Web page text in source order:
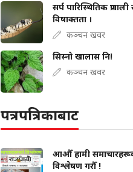
सर्प पारिस्थितिक
विषाक्तता ।
कञ्चन खवर
सिस्नो खालास नि!
कञ्चन खवर
पत्रपत्रिकाबाट
आऔँ हामी
विश्लेषण गरौँ !